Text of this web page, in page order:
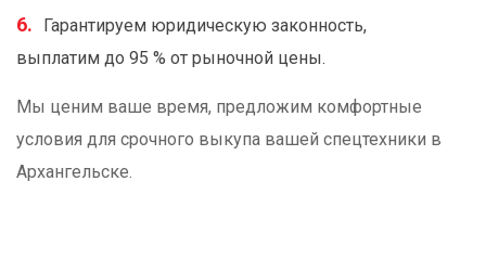
Гарантируем юридическую законность,
выплатим до 95 % от рыночной цены.
Мы ценим ваше время, предложим комфортные
условия для срочного выкупа вашей спецтехники в
Архангельске.